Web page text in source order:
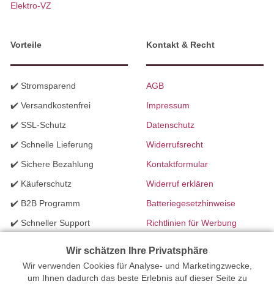
Elektro-VZ
Vorteile
✔️ Stromsparend
✔️ Versandkostenfrei
✔️ SSL-Schutz
✔️ Schnelle Lieferung
✔️ Sichere Bezahlung
✔️ Käuferschutz
✔️ B2B Programm
✔️ Schneller Support
Kontakt & Recht
AGB
Impressum
Datenschutz
Widerrufsrecht
Kontaktformular
Widerruf erklären
Batteriegesetzhinweise
Richtlinien für Werbung
Ihr Onlinefachhandel für Beleuchtung seit 2012 | Erstellt mit
Wir schätzen Ihre Privatsphäre
Wir verwenden Cookies für Analyse- und Marketingzwecke,
um Ihnen dadurch das beste Erlebnis auf dieser Seite zu